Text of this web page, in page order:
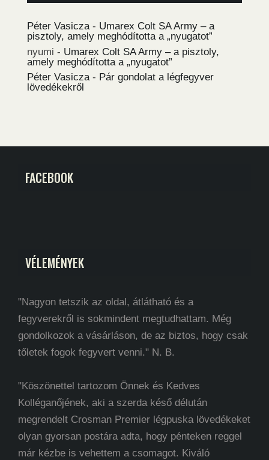
Péter Vasicza- Umarex Colt SA Army – a
pisztoly, amely meghódította a „nyugatot”
nyumi - Umarex Colt SA Army – a pisztoly,
amely meghódította a „nyugatot”
Péter Vasicza- Pár gondolat a légfegyver
lövedékekről
FACEBOOK
VÉLEMÉNYEK
"Nagyon tetszik az oldal, átlátható és a
fegyverekről is sokmindent megtudhattam. Még
gondolkozok a vásárláson, de az biztos, hogy csak
tőletek fogok fegyvert venni." N. B.
"Köszönettel tartozom Önnek és Kedves
Kolléganőjének, aki a szerda késő délután
megrendelt Crosman Premier légpuska lövedékeket
olyan gyorsan postára adta, hogy pénteken reggel
már kézbe is vehettem a csomagot. Kiváló